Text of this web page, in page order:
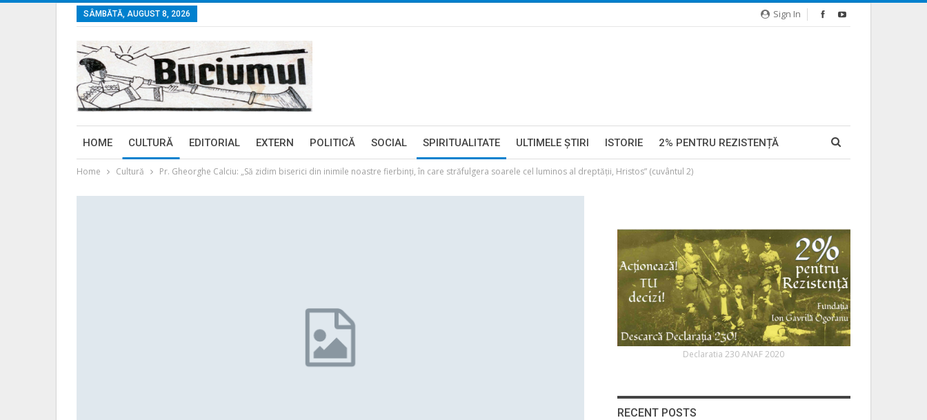
Sign In
SÂMBĂTĂ, AUGUST 8, 2026
HOME CULTURĂ EDITORIAL EXTERN POLITICĂ SOCIAL SPIRITUALITATE ULTIMELE ŞTIRI ISTORIE 2% PENTRU REZISTENȚĂ
Home Cultură Pr. Gheorghe Calciu: „Să zidim biserici din inimile noastre fierbinţi, în care străfulgera soarele cel luminos al dreptăţii, Hristos” (cuvântul 2)
Declaratia 230 ANAF 2020
RECENT POSTS